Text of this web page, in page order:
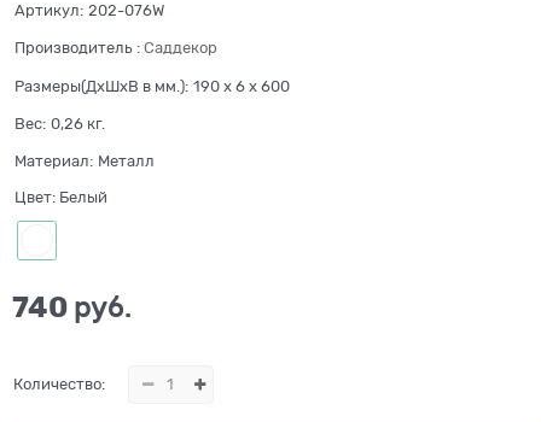
Артикул: 202-076W
Производитель : Саддекор
Размеры(ДхШхВ в мм.): 190 x 6 x 600
Вес: 0,26 кг.
Материал: Металл
Цвет: Белый
740 руб.
Количество: